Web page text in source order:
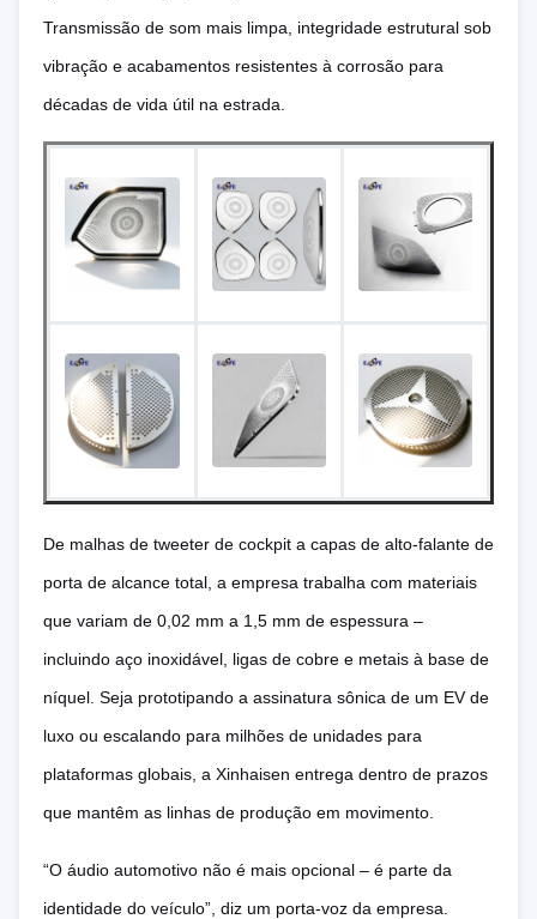
Transmissão de som mais limpa, integridade estrutural sob
vibração e acabamentos resistentes à corrosão para
décadas de vida útil na estrada.
De malhas de tweeter de cockpit a capas de alto-falante de
porta de alcance total, a empresa trabalha com materiais
que variam de 0,02 mm a 1,5 mm de espessura –
incluindo aço inoxidável, ligas de cobre e metais à base de
níquel. Seja prototipando a assinatura sônica de um EV de
luxo ou escalando para milhões de unidades para
plataformas globais, a Xinhaisen entrega dentro de prazos
que mantêm as linhas de produção em movimento.
“O áudio automotivo não é mais opcional – é parte da
identidade do veículo”, diz um porta-voz da empresa.